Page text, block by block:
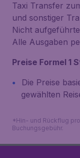
Taxi Transfer
und sonstiger
Nicht
Alle Ausgaben
Preise Formel 1
Die Preise
gewählten
*Hin- und Rückflug
Buchungsgebühr.